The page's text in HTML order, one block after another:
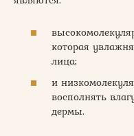
которая
лица;
и
восполнять
дермы.